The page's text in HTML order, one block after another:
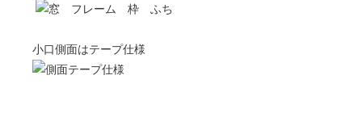
小口側面はテープ仕様